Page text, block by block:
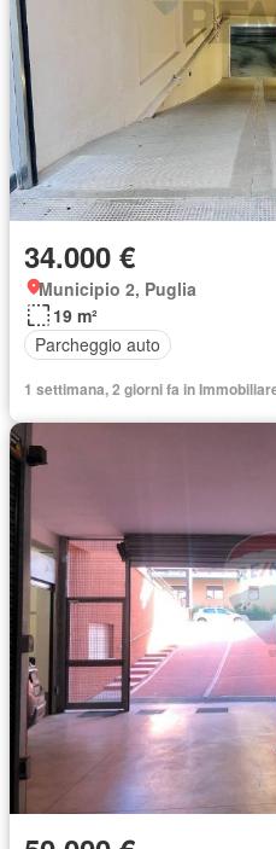
34.000 €
Municipio 2, Puglia
19 m²
Parcheggio auto
1 settimana, 2 giorni fa in